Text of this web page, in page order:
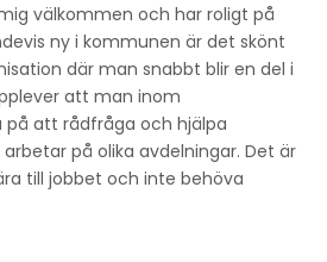
välkommen och har roligt på
ny i kommunen är det skönt
där man snabbt blir en del i
att man inom
på att rådfråga och hjälpa
på olika avdelningar. Det är
till jobbet och inte behöva